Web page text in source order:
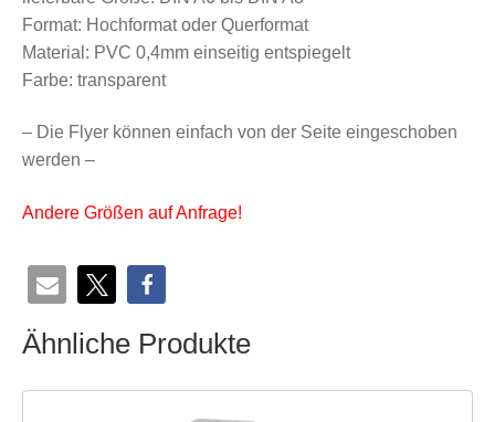
Format: Hochformat oder Querformat
Material: PVC 0,4mm einseitig entspiegelt
Farbe: transparent
– Die Flyer können einfach von der Seite eingeschoben
werden –
Andere Größen auf Anfrage!
Ähnliche Produkte